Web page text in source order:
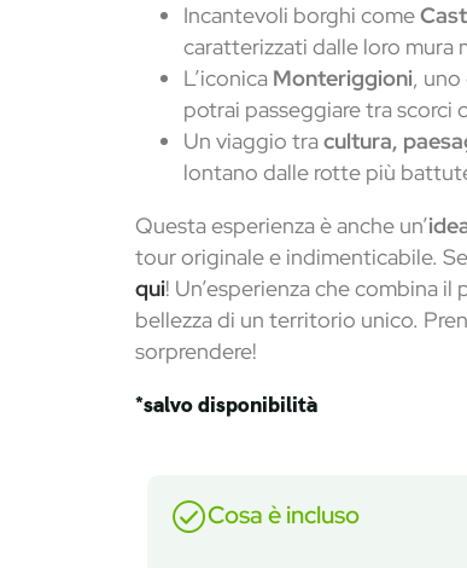
Incantevoli borghi come
caratterizzati dalle loro mura
L’iconica Monteriggioni,
potrai passeggiare tra
Un viaggio tracultura,
lontano dalle rotte più
Questa esperienza è anche un’
tour originale e indimenticabile.
qui! Un’esperienza che combina
bellezza di un territorio unico.
sorprendere!
*salvo disponibilità
Cosa è incluso